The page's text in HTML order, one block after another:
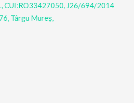
CUI:RO33427050, J26/694/2014
Târgu Mureș,